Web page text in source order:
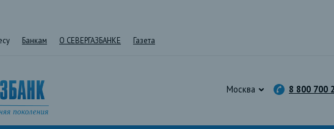
Банкам О СЕВЕРГАЗБАНКЕ Газета
Москва 8 800 700